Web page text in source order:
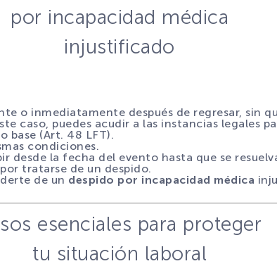
por incapacidad médica
injustificado
o inmediatamente después de regresar, sin
caso, puedes acudir a las instancias legales
base (Art. 48 LFT).
condiciones.
desde la fecha del evento hasta que se
tratarse de un despido.
de un despido por incapacidad médica
esenciales para proteger
tu situación laboral